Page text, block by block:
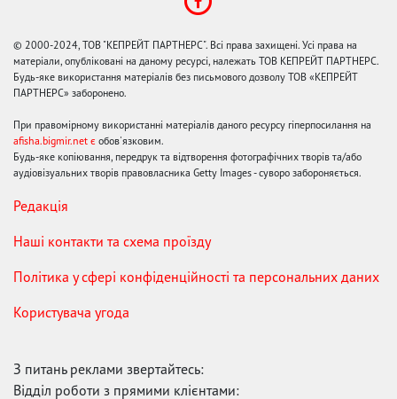
© 2000-2024, ТОВ "КЕПРЕЙТ ПАРТНЕРС". Всі права захищені. Усі права на
матеріали, опубліковані на даному ресурсі, належать ТОВ КЕПРЕЙТ ПАРТНЕРС.
Будь-яке використання матеріалів без письмового дозволу ТОВ «КЕПРЕЙТ
ПАРТНЕРС» заборонено.
При правомірному використанні матеріалів даного ресурсу гіперпосилання на
afisha.bigmir.net є обов'язковим.
Будь-яке копіювання, передрук та відтворення фотографічних творів та/або
аудіовізуальних творів правовласника Getty Images - суворо забороняється.
Редакція
Наші контакти та схема проїзду
Політика у сфері конфіденційності та персональних даних
Користувача угода
З питань реклами звертайтесь:
Відділ роботи з прямими клієнтами: